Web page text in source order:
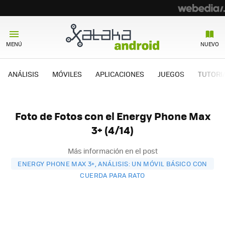
MENÚ NUEVO
ANÁLISIS MÓVILES APLICACIONES JUEGOS
Foto de Fotos con el Energy Phone Max
3+ (4/14)
Más información en el post
ENERGY PHONE MAX 3+, ANÁLISIS: UN MÓVIL BÁSICO CON
CUERDA PARA RATO